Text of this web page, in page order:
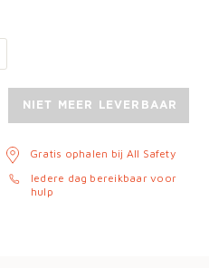
NIET MEER LEVERBAAR
Gratis ophalen bij All Safety
Iedere dag bereikbaar voor
hulp